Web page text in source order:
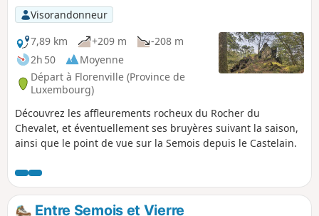
Visorandonneur
7,89 km
+209 m
-208 m
2h 50
Moyenne
Départ à Florenville (Province de
Luxembourg)
Découvrez les affleurements rocheux du Rocher du
Chevalet, et éventuellement ses bruyères suivant la saison,
ainsi que le point de vue sur la Semois depuis le Castelain.
Entre Semois et Vierre